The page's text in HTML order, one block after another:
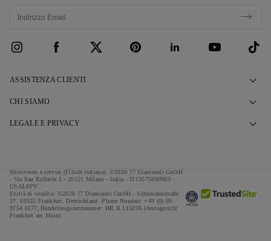
ASSISTENZA CLIENTI
Contattaci
Termini & Condizioni Finanziamento
Calcolatore Tasse & Imposte
Offerte Speciali
CHI SIAMO
La Nostra Storia
Approvvigionamento Responsabile
Stampa
Premi
LEGALE E PRIVACY
Termini & Condizioni
Impressum
Showroom e servizi (Filiale italiana): ©2026 77 Diamonds GmbH
- Via San Raffaele 1 - 20121 Milano - Italia - IT13575800969 -
USAL8PV
Entità di vendita: ©2026 77 Diamonds GmbH - Schumannstraße
27. 60325 Frankfurt. Deutschland. Phone Number: +49 (0) 69
9754 6177,
Handelsregisternummer: HR B 115026 (Amtsgericht
Frankfurt am Main)